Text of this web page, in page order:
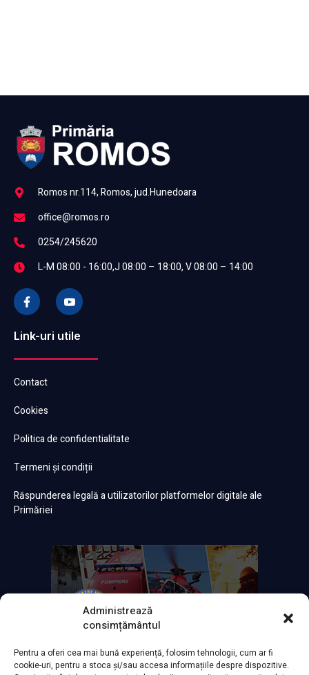
Administrează
consimțământul
Pentru a oferi cea mai bună experiență, folosim tehnologii, cum ar fi
cookie-uri, pentru a stoca și/sau accesa informațiile despre dispozitive.
Romos nr.114, Romos, jud.Hunedoara
office@romos.ro
0254/245620
L-M 08:00 - 16:00,J 08:00 – 18:00, V 08:00 – 14:00
Link-uri utile
Contact
Cookies
Politica de confidentialitate
Termeni și condiții
Răspunderea legală a utilizatorilor platformelor digitale ale
Primăriei